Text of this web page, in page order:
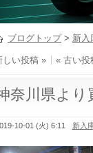
ブログトップ> 新入
しい投稿 » « 古い投
奈川県より
10-01 (火) 6:11 新入